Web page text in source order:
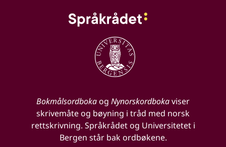
Bokmålsordbokaog Nynorskordbokaviser
skrivemåte og bøyning i tråd med norsk
rettskrivning. Språkrådet og Universitetet i
Bergen står bak ordbøkene.